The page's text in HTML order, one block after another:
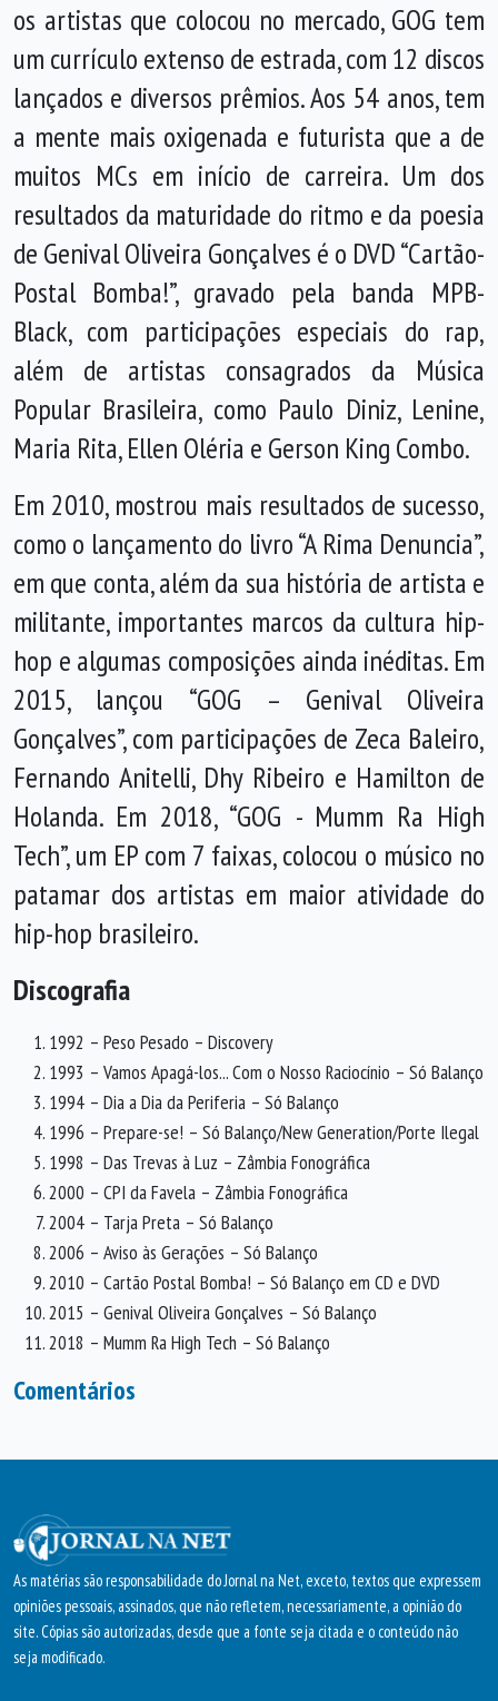
os artistas que colocou no mercado, GOG tem
um currículo extenso de estrada, com 12 discos
lançados e diversos prêmios. Aos 54 anos, tem
a mente mais oxigenada e futurista que a de
muitos MCs em início de carreira. Um dos
resultados da maturidade do ritmo e da poesia
de Genival Oliveira Gonçalves é o DVD “Cartão-
Postal Bomba!”, gravado pela banda MPB-
Black, com participações especiais do rap,
além de artistas consagrados da Música
Popular Brasileira, como Paulo Diniz, Lenine,
Maria Rita, Ellen Oléria e Gerson King Combo.
Em 2010, mostrou mais resultados de sucesso,
como o lançamento do livro “A Rima Denuncia”,
em que conta, além da sua história de artista e
militante, importantes marcos da cultura hip-
hop e algumas composições ainda inéditas. Em
2015, lançou “GOG – Genival Oliveira
Gonçalves”, com participações de Zeca Baleiro,
Fernando Anitelli, Dhy Ribeiro e Hamilton de
Holanda. Em 2018, “GOG - Mumm Ra High
Tech”, um EP com 7 faixas, colocou o músico no
patamar dos artistas em maior atividade do
hip-hop brasileiro.
Discografia
1992 – Peso Pesado – Discovery
1993 – Vamos Apagá-los... Com o Nosso Raciocínio – Só Balanço
1994 – Dia a Dia da Periferia – Só Balanço
1996 – Prepare-se! – Só Balanço/New Generation/Porte Ilegal
1998 – Das Trevas à Luz – Zâmbia Fonográfica
2000 – CPI da Favela – Zâmbia Fonográfica
2004 – Tarja Preta – Só Balanço
2006 – Aviso às Gerações – Só Balanço
2010 – Cartão Postal Bomba! – Só Balanço em CD e DVD
2015 – Genival Oliveira Gonçalves – Só Balanço
2018 – Mumm Ra High Tech – Só Balanço
Comentários
As matérias são responsabilidade do Jornal na Net, exceto, textos que expressem
opiniões pessoais, assinados, que não refletem, necessariamente, a opinião do
site. Cópias são autorizadas, desde que a fonte seja citada e o conteúdo não
seja modificado.